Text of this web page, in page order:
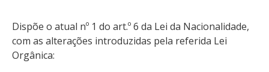
Dispõe o atual nº 1 do art.º 6 da Lei da Nacionalidade,
com as alterações introduzidas pela referida Lei
Orgânica: